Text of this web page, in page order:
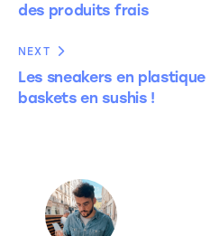
des produits frais
NEXT
Les sneakers en
baskets en sushis !